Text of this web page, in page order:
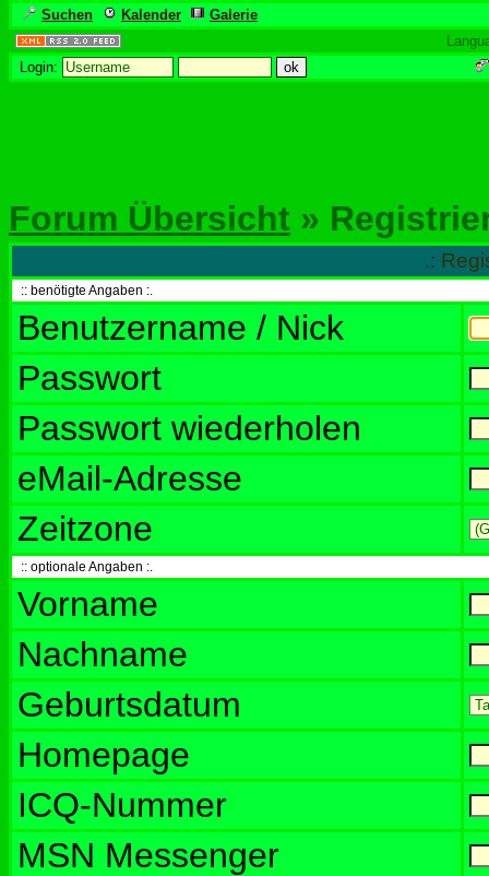
Suchen Kalender
Galerie
Login:
Forum Übersicht »
.:
:: benötigte Angaben :.
Benutzername / Nick
Passwort
Passwort wiederholen
eMail-Adresse
Zeitzone
:: optionale Angaben :.
Vorname
Nachname
Geburtsdatum
Homepage
ICQ-Nummer
MSN Messenger